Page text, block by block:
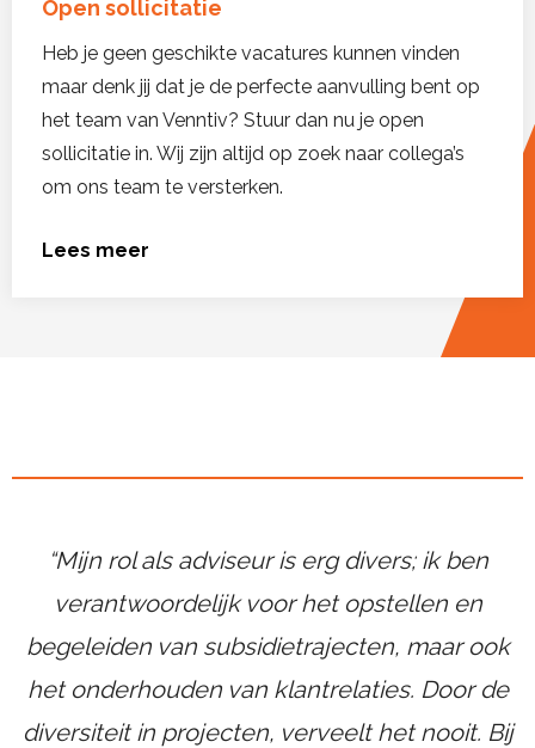
Open sollicitatie
Heb je geen geschikte vacatures kunnen vinden
maar denk jij dat je de perfecte aanvulling bent op
het team van Venntiv? Stuur dan nu je open
sollicitatie in. Wij zijn altijd op zoek naar collega’s
om ons team te versterken.
Lees meer
“Mijn rol als adviseur is erg divers; ik ben
verantwoordelijk voor het opstellen en
begeleiden van subsidietrajecten, maar ook
het onderhouden van klantrelaties. Door de
diversiteit in projecten, verveelt het nooit. Bij